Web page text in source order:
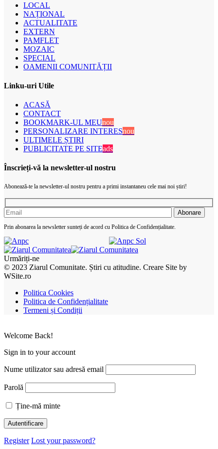
LOCAL
NAȚIONAL
ACTUALITATE
EXTERN
PAMFLET
MOZAIC
SPECIAL
OAMENII COMUNITĂȚII
Linku-uri Utile
ACASĂ
CONTACT
BOOKMARK-UL MEUnou
PERSONALIZARE INTERESnou
ULTIMELE ȘTIRI
PUBLICITATE PE SITEads
Înscrieți-vă la newsletter-ul nostru
Abonează-te la newsletter-ul nostru pentru a primi instantaneu cele mai noi știri!
Prin abonarea la newsletter sunteți de acord cu Politica de Confidențialitate.
Urmăriți-ne
© 2023 Ziarul Comunitate. Știri cu atitudine. Creare Site by
WSite.ro
Politica Cookies
Politica de Confidențialitate
Termeni și Condiții
Welcome Back!
Sign in to your account
Nume utilizator sau adresă email
Parolă
Ține-mă minte
Register Lost your password?